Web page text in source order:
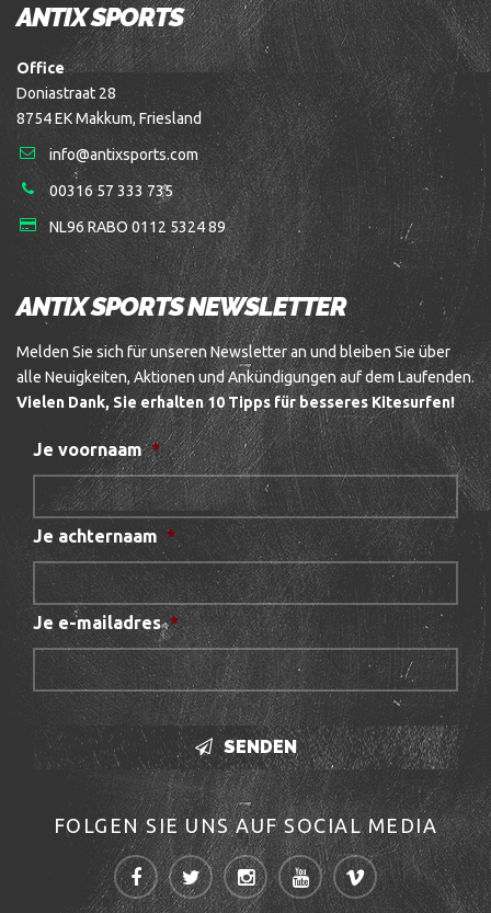
ANTIX SPORTS
Office
Doniastraat 28
8754 EK Makkum, Friesland
info@antixsports.com
00316 57 333 735
NL96 RABO 0112 5324 89
ANTIX SPORTS NEWSLETTER
Melden Sie sich für unseren Newsletter an und bleiben Sie über
alle Neuigkeiten, Aktionen und Ankündigungen auf dem Laufenden.
Vielen Dank, Sie erhalten 10 Tipps für besseres Kitesurfen!
Je voornaam *
Je achternaam *
Je e-mailadres *
SENDEN
FOLGEN SIE UNS AUF SOCIAL MEDIA